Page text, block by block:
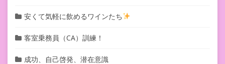
安くて気軽に飲めるワインたち
客室乗務員（CA）訓練！
成功、自己啓発、潜在意識